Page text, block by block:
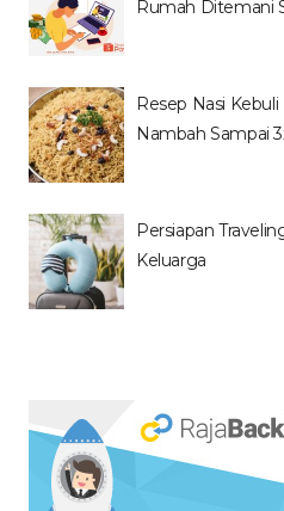
Rumah Ditemani
Resep Nasi Kebuli
Nambah Sampai
Persiapan
Keluarga